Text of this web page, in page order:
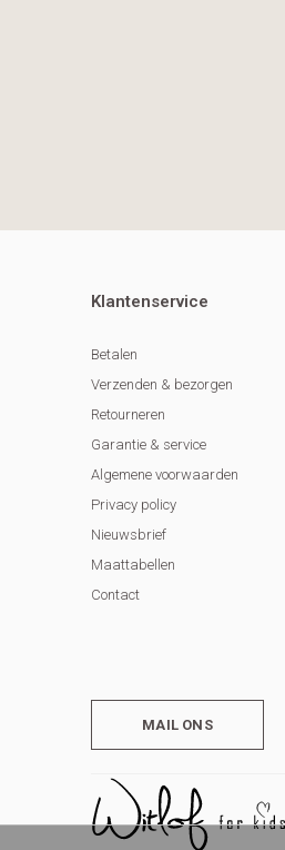
Klantenservice
Betalen
Verzenden & bezorgen
Retourneren
Garantie & service
Algemene voorwaarden
Privacy policy
Nieuwsbrief
Maattabellen
Contact
MAIL ONS